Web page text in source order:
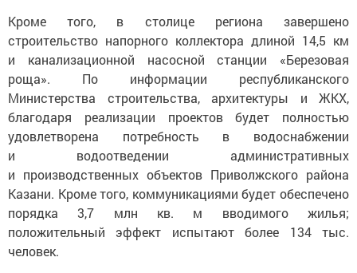
Кроме того, в столице региона завершено
строительство напорного коллектора длиной 14,5 км
и канализационной насосной станции «Березовая
роща». По информации республиканского
Министерства строительства, архитектуры и ЖКХ,
благодаря реализации проектов будет полностью
удовлетворена потребность в водоснабжении
и водоотведении административных
и производственных объектов Приволжского района
Казани. Кроме того, коммуникациями будет обеспечено
порядка 3,7 млн кв. м вводимого жилья;
положительный эффект испытают более 134 тыс.
человек.